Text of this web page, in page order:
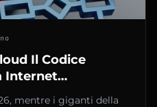
Il Codice
Internet
Quantistica
mentre i giganti della